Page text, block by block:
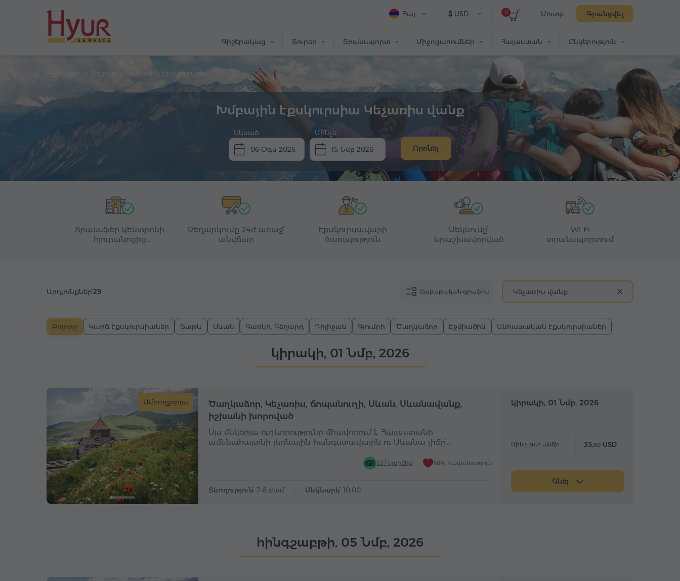
Մուտք Գրանցվել
0
$ USD
Հայ
Գիշերակաց Տուրեր Տրանսպորտ Միջոցառումներ Հայաստան Ընկերություն
Տուրեր Խմբային էքսկուրսիա
Խմբային էքսկուրսիա Կեչառիս վանք
Սկսած
06 Օգս 2026
Մինչև
15 Նմբ 2026 Որոնել
Տրանսֆեր կենտրոնի
հյուրանոցից
Չեղարկումը 24ժ առաջ՝
անվճար
Էքսկուրսավարի
ծառայություն
Մեկնումը՝
երաշխավորված
Wi-Fi
տրանսպորտում
Կեչառիս վանք
Շաբաթական գրաֆիկ
Արդյունքներ՝29
Բոլորը Կարճ էքսկուրսիաներ Տաթև Սևան Գառնի, Գեղարդ Դիլիջան Գյումրի Ծաղկաձոր Էջմիածին Անհատական էքսկուրսիաներ
կիրակի, 01 Նմբ, 2026
Ամբողջօրյա Ամբողջօրյա Ամբողջօրյա
Ծաղկաձոր, Կեչառիս, ճոպանուղի, Սևան, Սևանավանք,
իշխանի խորոված
Այս մեկօրյա ուղևորությունը միավորում է Հայաստանի
ամենահայտնի լեռնային հանգստավայրն ու Սևանա լիճը՝…
537 կարծիք 98% հավանություն
Տևողություն՝ 7-8 ժամ Մեկնարկ՝ 10:00
կիրակի, 01 Նմբ, 2026
Գինը ըստ անձի 35.80 USD
Գնել
հինգշաբթի, 05 Նմբ, 2026